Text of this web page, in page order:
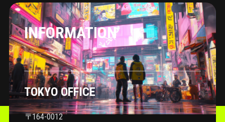
INFORMATION
TOKYO OFFICE
〒164-0012